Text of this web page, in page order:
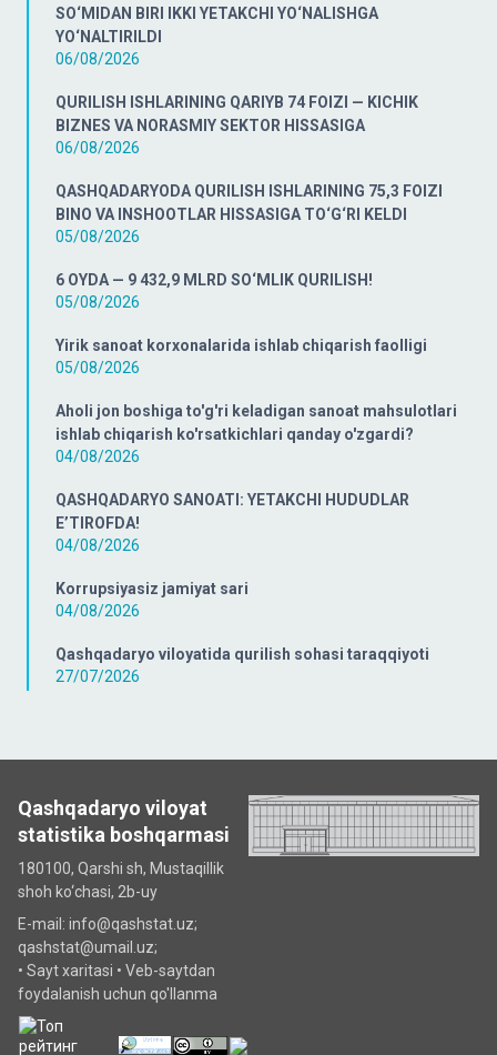
SO‘MIDAN BIRI IKKI YETAKCHI YO‘NALISHGA
YO‘NALTIRILDI
06/08/2026
QURILISH ISHLARINING QARIYB 74 FOIZI — KICHIK
BIZNES VA NORASMIY SEKTOR HISSASIGA
06/08/2026
QASHQADARYODA QURILISH ISHLARINING 75,3 FOIZI
BINO VA INSHOOTLAR HISSASIGA TO‘G‘RI KELDI
05/08/2026
6 OYDA — 9 432,9 MLRD SO‘MLIK QURILISH!
05/08/2026
Yirik sanoat korxonalarida ishlab chiqarish faolligi
05/08/2026
Aholi jon boshiga to'g'ri keladigan sanoat mahsulotlari
ishlab chiqarish ko'rsatkichlari qanday o'zgardi?
04/08/2026
QASHQADARYO SANOATI: YETAKCHI HUDUDLAR
E’TIROFDA!
04/08/2026
Korrupsiyasiz jamiyat sari
04/08/2026
Qashqadaryo viloyatida qurilish sohasi taraqqiyoti
27/07/2026
Qashqadaryo viloyat
statistika boshqarmasi
180100, Qarshi sh, Mustаqillik
shoh ko‘chаsi, 2b-uy
E-mail: info@qashstat.uz;
qashstat@umail.uz;
• Sayt xaritasi • Veb-saytdan
foydalanish uchun qo'llanma